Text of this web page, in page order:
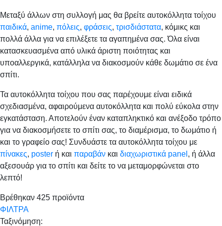
Μεταξύ άλλων στη συλλογή μας θα βρείτε αυτοκόλλητα τοίχου
παιδικά, anime, πόλεις, φράσεις, τρισδιάστατα, κόμικς και
πολλά άλλα για να επιλέξετε τα αγαπημένα σας. Όλα είναι
κατασκευασμένα από υλικά άριστη ποιότητας και
υποαλλεργικά, κατάλληλα να διακοσμούν κάθε δωμάτιο σε ένα
σπίτι.
Τα αυτοκόλλητα τοίχου που σας παρέχουμε είναι ειδικά
σχεδιασμένα, αφαιρούμενα αυτοκόλλητα και πολύ εύκολα στην
εγκατάσταση. Αποτελούν έναν καταπληκτικό και ανέξοδο τρόπο
για να διακοσμήσετε το σπίτι σας, το διαμέρισμα, το δωμάτιο ή
και το γραφείο σας! Συνδυάστε τα αυτοκόλλητα τοίχου με
πίνακες, poster ή και παραβάν και διαχωριστικά panel , ή άλλα
αξεσουάρ για το σπίτι και δείτε το να μεταμορφώνεται στο
λεπτό!
Βρέθηκαν 425 προϊόντα
ΦΙΛΤΡΑ
Ταξινόμηση: